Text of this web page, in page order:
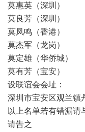
莫惠英（深圳）
莫良芳（深圳）
莫凤鸣（香港）
莫杰军（龙岗）
莫定雄（华侨城）
莫有芳（宝安）
设联谊会会址：
深圳市宝安区观兰镇
以上名单若有错漏请
请告之